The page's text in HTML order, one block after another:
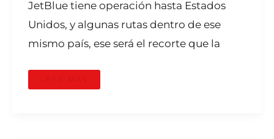
JetBlue tiene operación hasta Estados
Unidos, y algunas rutas dentro de ese
mismo país, ese será el recorte que la
LEER MÁS